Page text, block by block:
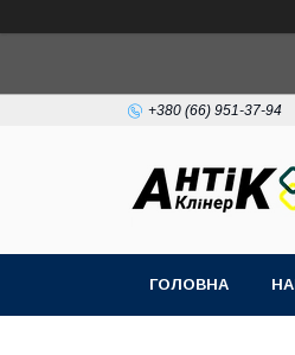
+380 (66) 951-37-94
ГОЛОВНА